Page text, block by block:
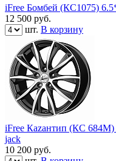
iFree Бомбей (КС1075)
12 500 руб.
шт. В корзину
iFree Каzантип (КС
jack
10 200 руб.